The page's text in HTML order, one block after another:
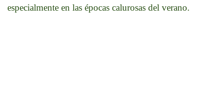
especialmente en las épocas calurosas del verano.